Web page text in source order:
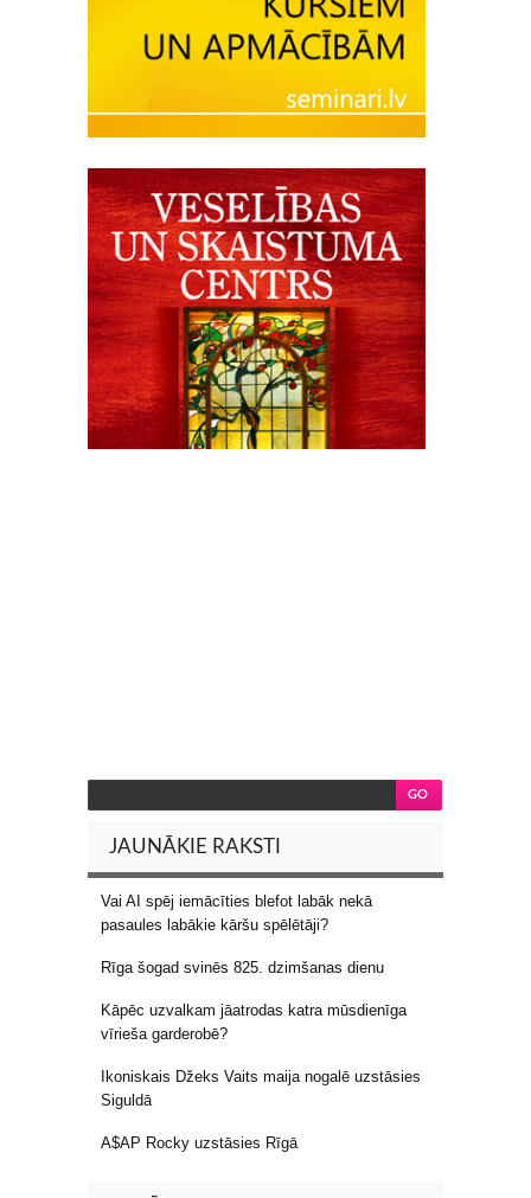
JAUNĀKIE RAKSTI
Vai AI spēj iemācīties blefot labāk nekā
pasaules labākie kāršu spēlētāji?
Rīga šogad svinēs 825. dzimšanas dienu
Kāpēc uzvalkam jāatrodas katra mūsdienīga
vīrieša garderobē?
Ikoniskais Džeks Vaits maija nogalē uzstāsies
Siguldā
A$AP Rocky uzstāsies Rīgā